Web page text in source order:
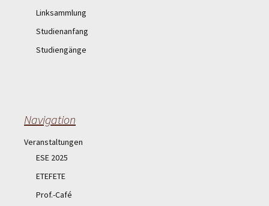
Linksammlung
Studienanfang
Studiengänge
Navigation
Veranstaltungen
ESE 2025
ETEFETE
Prof.-Café